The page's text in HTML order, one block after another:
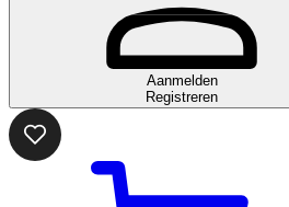
Aanmelden
Registreren